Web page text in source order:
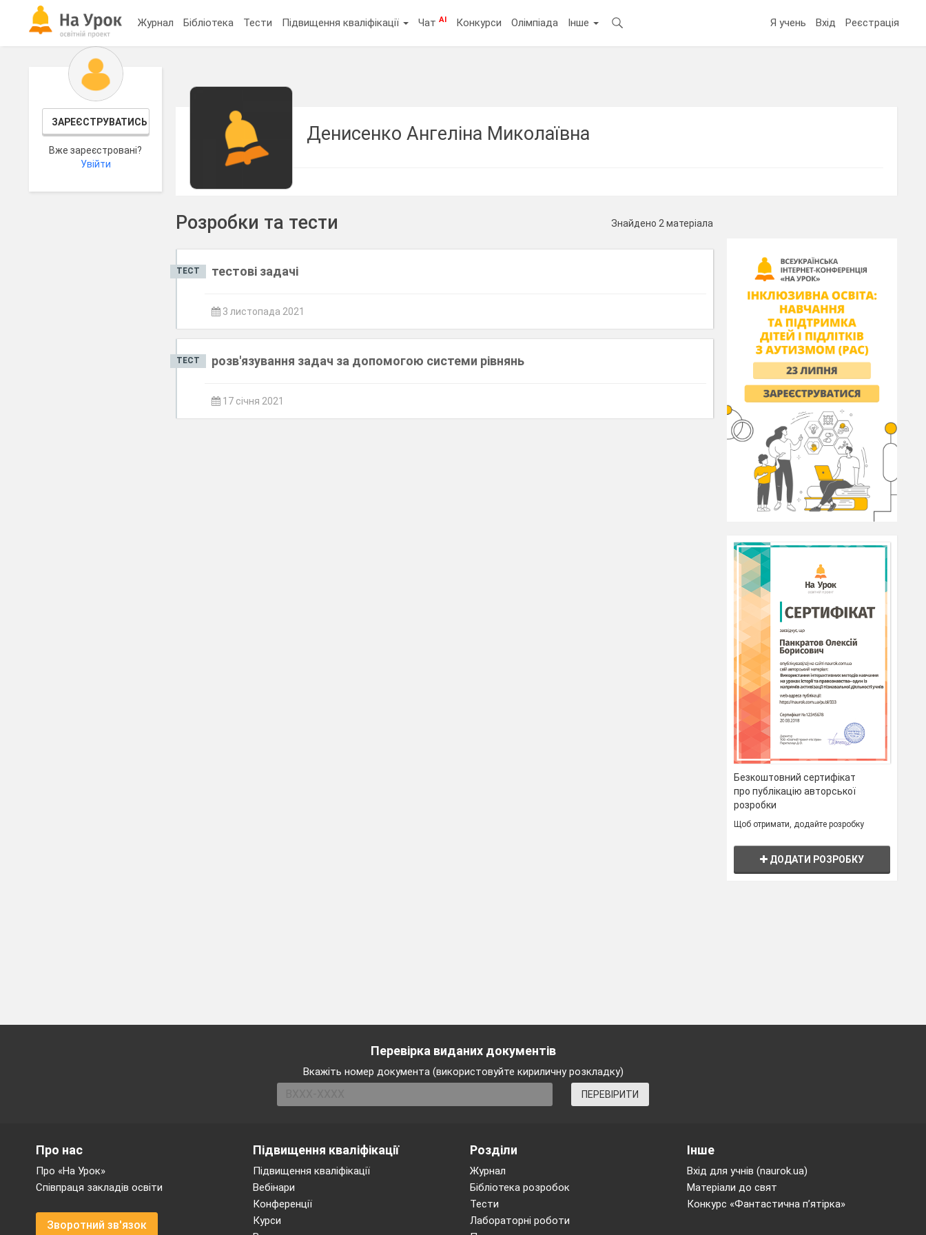
Журнал Бібліотека Тести Підвищення кваліфікації ЧатAI Конкурси Олімпіада Інше Я учень Вхід Реєстрація
ЗАРЕЄСТРУВАТИСЬ
Вже зареєстровані?
Увійти
Денисенко Ангеліна Миколаївна
Розробки та тести Знайдено 2 матеріала
ТЕСТ тестові задачі
3 листопада 2021
ТЕСТ розв'язування задач за допомогою системи рівнянь
17 січня 2021
Безкоштовний сертифікат
про публікацію авторської
розробки
Щоб отримати, додайте розробку
ДОДАТИ РОЗРОБКУ
Перевірка виданих документів
Вкажіть номер документа (використовуйте кириличну розкладку)
ПЕРЕВІРИТИ
Підвищення кваліфікації
Підвищення кваліфікації
Вебінари
Конференції
Курси
Розділи
Журнал
Бібліотека розробок
Тести
Лабораторні роботи
Про нас
Про «На Урок»
Співпраця закладів освіти
Зворотний зв'язок
Інше
Вхід для учнів (naurok.ua)
Матеріали до свят
Конкурс «Фантастична п’ятірка»